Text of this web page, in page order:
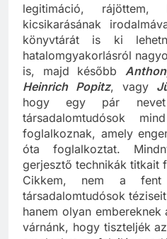
legitimáció,
kicsikarásának
könyvtárát is ki
hatalomgyakorlásról
is, majd később
Heinrich Popitz, vagy
hogy egy pár
társadalomtudósok
foglalkoznak, amely
óta foglalkoztat.
gerjesztő technikák titkait
Cikkem, nem a fent
társadalomtudósok
hanem olyan
várnánk, hogy tiszteljék